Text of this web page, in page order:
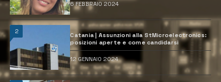
6 FEBBRAIO 2024
2
Catania | Assunzioni alla StMicroelectronics:
posizioni aperte e come candidarsi
12 GENNAIO 2024